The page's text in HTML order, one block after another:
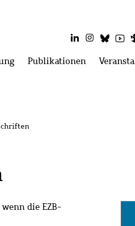
LinkedInInstagram
Menü
Publikationen Menü
wenn die EZB-